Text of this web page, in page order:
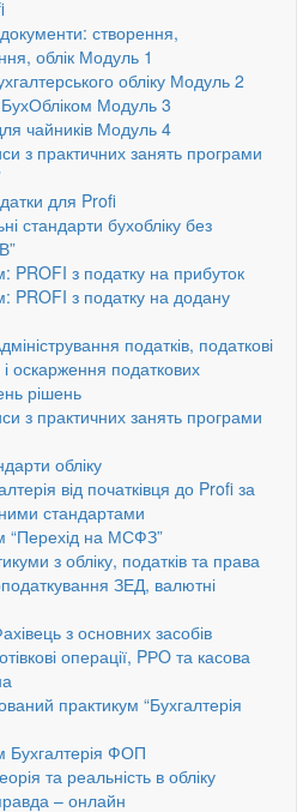
створення,
облік Модуль 1
обліку Модуль 2
Модуль 3
чайників Модуль 4
з практичних занять програми
для Profi
стандарти бухобліку без
PROFI з податку на прибуток
PROFI з податку на додану
податків, податкові
і оскарження податкових
рішень
з практичних занять програми
обліку
від початківця до Profi за
стандартами
“Перехід на МСФЗ”
з обліку, податків та права
ЗЕД, валютні
з основних засобів
операції, PРO та касова
практикум “Бухгалтерія
Бухгалтерія ФОП
та реальність в обліку
– онлайн